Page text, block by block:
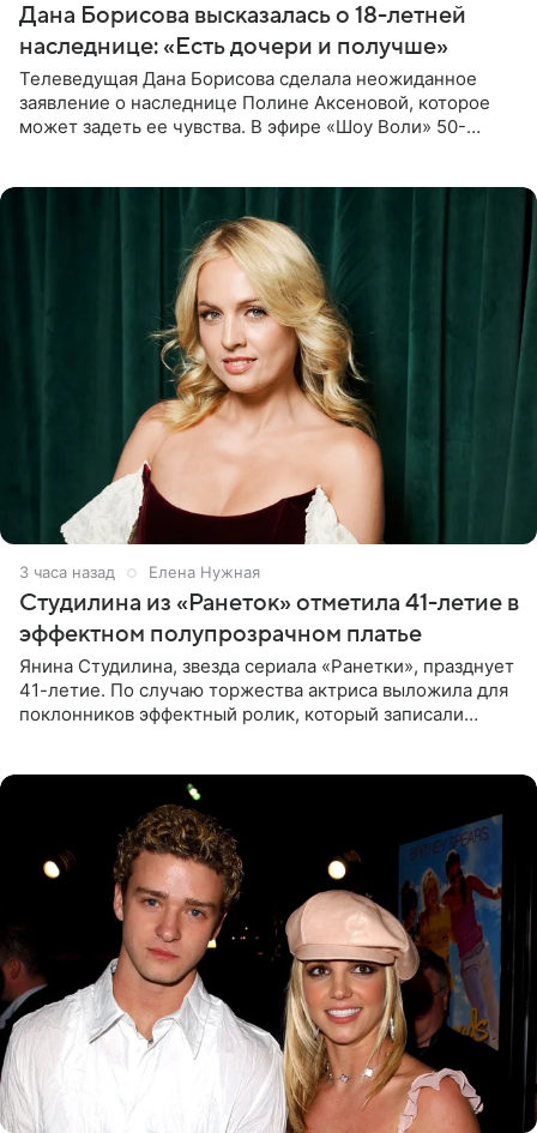
Дана Борисова высказалась о 18-летней
наследнице: «Есть дочери и получше»
Телеведущая Дана Борисова сделала неожиданное
заявление о наследнице Полине Аксеновой, которое
может задеть ее чувства. В эфире «Шоу Воли» 50-
3 часа назад Елена Нужная
Студилина из «Ранеток» отметила 41-летие в
эффектном полупрозрачном платье
Янина Студилина, звезда сериала «Ранетки», празднует
41-летие. По случаю торжества актриса выложила для
поклонников эффектный ролик, который записали